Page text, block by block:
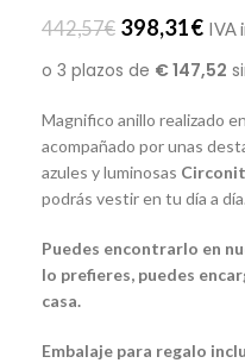
442,57€ 398,31€ IVA
Magnifico anillo realizado en
acompañado por unas
azules y luminosas
podrás vestir en tu día a día.
Puedes encontrarlo en
lo prefieres, puedes
casa.
Embalaje para regalo